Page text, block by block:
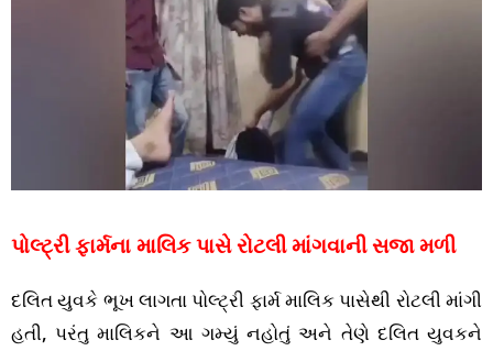
પોલ્ટ્રી ફાર્મના માલિક પાસે રોટલી માંગવાની સજા મળી
દલિત યુવકે ભૂખ લાગતા પોલ્ટ્રી ફાર્મ માલિક પાસેથી રોટલી માંગી
હતી, પરંતુ માલિકને આ ગમ્યું નહોતું અને તેણે દલિત યુવકને